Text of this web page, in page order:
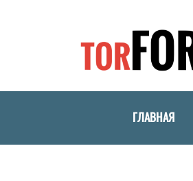
ГЛАВНАЯ